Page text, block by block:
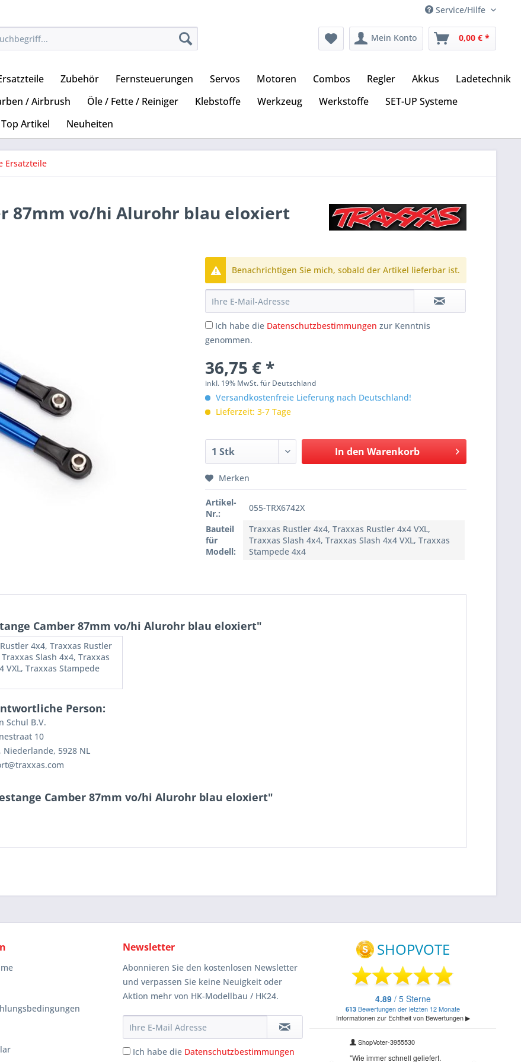
Service/Hilfe
Mein Konto 0,00 € *
Zubehör Fernsteuerungen Servos Motoren Combos Regler Akkus
Ladetechnik
/ Airbrush Öle / Fette / Reiniger Klebstoffe Werkzeug Werkstoffe
SET-UP Systeme
Top Artikel Neuheiten
Ersatzteile
87mm vo/hi Alurohr blau eloxiert
Benachrichtigen Sie mich, sobald der Artikel lieferbar ist.
Ich habe die Datenschutzbestimmungen zur Kenntnis
genommen.
36,75 € *
inkl. 19% MwSt. für Deutschland
Versandkostenfreie Lieferung nach Deutschland!
Lieferzeit: 3-7 Tage
In den Warenkorb
Merken
Artikel-
Nr.:
055-TRX6742X
Bauteil
für
Modell:
Traxxas Rustler 4x4, Traxxas Rustler 4x4 VXL,
Traxxas Slash 4x4, Traxxas Slash 4x4 VXL, Traxxas
Stampede 4x4
Camber 87mm vo/hi Alurohr blau eloxiert"
4x4, Traxxas Rustler
Traxxas Slash 4x4, Traxxas
VXL, Traxxas Stampede
Person:
Schul B.V.
10
Niederlande, 5928 NL
Camber 87mm vo/hi Alurohr blau eloxiert"
Newsletter
Abonnieren Sie den kostenlosen Newsletter
und verpassen Sie keine Neuigkeit oder
Aktion mehr von HK-Modellbau / HK24.
Ich habe die Datenschutzbestimmungen